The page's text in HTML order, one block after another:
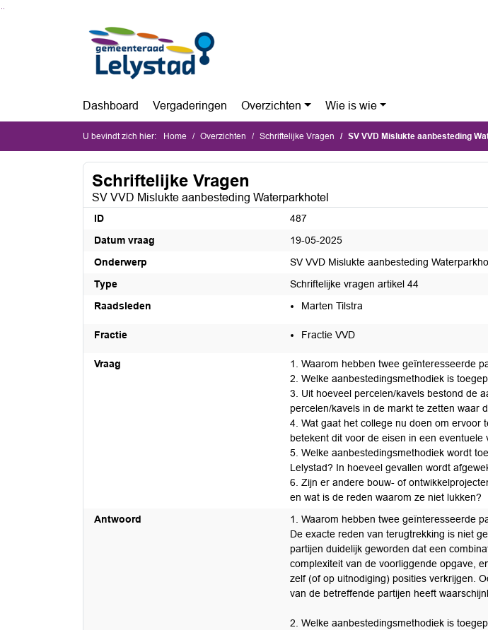
Dashboard Vergaderingen Overzichten Wie is wie
U bevindt zich hier: Home Overzichten Schriftelijke Vragen SV VVD Mislukte aanbesteding
Schriftelijke Vragen
SV VVD Mislukte aanbesteding Waterparkhotel
ID
487
Datum vraag
19-05-2025
Onderwerp
SV VVD Mislukte aanbesteding
Type
Schriftelijke vragen artikel 44
Raadsleden
Marten Tilstra
Fractie Fractie VVD
Vraag
1. Waarom hebben twee geïnteresseerde
2. Welke aanbestedingsmethodiek is
3. Uit hoeveel percelen/kavels bestond de
percelen/kavels in de markt te zetten waar
4. Wat gaat het college nu doen om ervoor
betekent dit voor de eisen in een eventuele
5. Welke aanbestedingsmethodiek wordt
Lelystad? In hoeveel gevallen wordt
6. Zijn er andere bouw- of
en wat is de reden waarom ze niet lukken?
Antwoord
1. Waarom hebben twee geïnteresseerde
De exacte reden van terugtrekking is niet
partijen duidelijk geworden dat een
complexiteit van de voorliggende opgave,
zelf (of op uitnodiging) posities verkrijgen.
van de betreffende partijen heeft
2. Welke aanbestedingsmethodiek is